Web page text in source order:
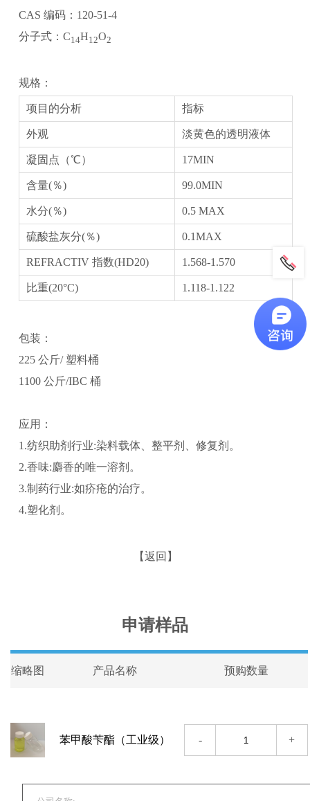
CAS 编码：120-51-4
分子式：C14H12O2
规格：
项目的分析 指标
外观 淡黄色的透明液体
凝固点（℃） 17MIN
含量(％) 99.0MIN
水分(％) 0.5 MAX
硫酸盐灰分(％) 0.1MAX
REFRACTIV 指数(HD20) 1.568-1.570
比重(20°C) 1.118-1.122
包装：
225 公斤/ 塑料桶
1100 公斤/IBC 桶
应用：
1.纺织助剂行业:染料载体、整平剂、修复剂。
2.香味:麝香的唯一溶剂。
3.制药行业:如疥疮的治疗。
4.塑化剂。
【返回】
申请样品
缩略图 产品名称 预购数量
- +